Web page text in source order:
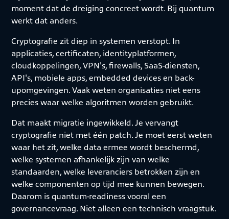
moment dat de dreiging concreet wordt. Bij quantum
werkt dat anders.
Cryptografie zit diep in systemen verstopt. In
applicaties, certificaten, identityplatformen,
cloudkoppelingen, VPN's, firewalls, SaaS-diensten,
API's, mobiele apps, embedded devices en back-
upomgevingen. Vaak weten organisaties niet eens
precies waar welke algoritmen worden gebruikt.
Dat maakt migratie ingewikkeld. Je vervangt
cryptografie niet met één patch. Je moet eerst weten
waar het zit, welke data ermee wordt beschermd,
welke systemen afhankelijk zijn van welke
standaarden, welke leveranciers betrokken zijn en
welke componenten op tijd mee kunnen bewegen.
Daarom is quantum-readiness vooral een
governancevraag. Niet alleen een technisch vraagstuk.